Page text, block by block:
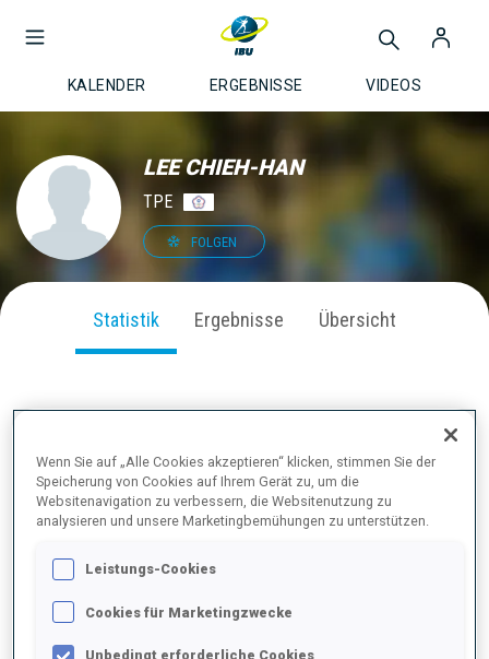
KALENDER ERGEBNISSE VIDEOS
LEE CHIEH-HAN
TPE
FOLGEN
Statistik Ergebnisse Übersicht
PERFORMANCE
Wenn Sie auf „Alle Cookies akzeptieren“ klicken, stimmen Sie der
Speicherung von Cookies auf Ihrem Gerät zu, um die
Websitenavigation zu verbessern, die Websitenutzung zu
analysieren und unsere Marketingbemühungen zu unterstützen.
Leistungs-Cookies
Cookies für Marketingzwecke
Unbedingt erforderliche Cookies